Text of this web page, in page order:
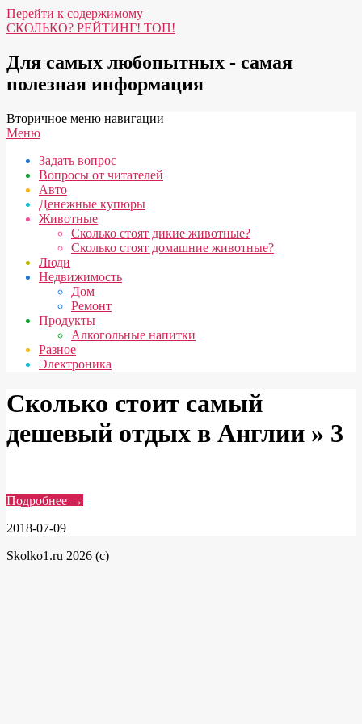
Перейти к содержимому
СКОЛЬКО? РЕЙТИНГ! ТОП!
Для самых любопытных - самая
полезная информация
Вторичное меню навигации
Меню
Задать вопрос
Вопросы от читателей
Авто
Денежные купюры
Животные
Сколько стоят дикие животные?
Сколько стоят домашние животные?
Люди
Недвижимость
Дом
Ремонт
Продукты
Алкогольные напитки
Разное
Электроника
Сколько стоит самый
дешевый отдых в Англии » 3
Подробнее →
2018-07-09
Skolko1.ru 2026 (c)